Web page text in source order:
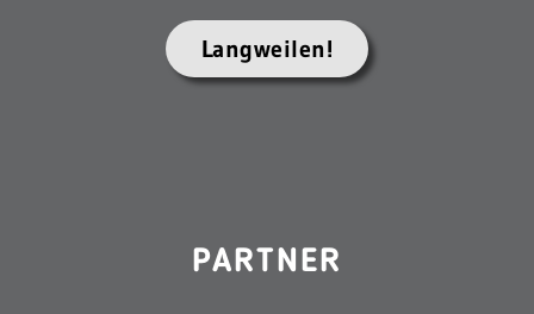
Langweilen!
PARTNER